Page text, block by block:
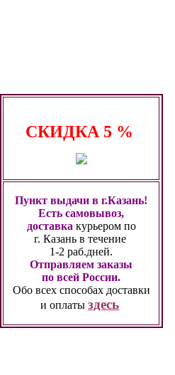
СКИДКА 5 %
Пункт выдачи в г.Казань!
Есть самовывоз,
доставка курьером по
г. Казань в течение
1-2 раб.дней.
Отправляем заказы
по всей России.
Обо всех способах доставки
и оплатыздесь